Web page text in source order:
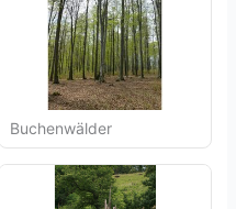
Buchenwälder